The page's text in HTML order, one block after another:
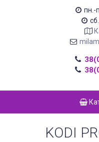
пн.-
сб.
KODI